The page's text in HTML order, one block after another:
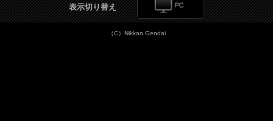
表示切り替え
（C）Nikkan Gendai